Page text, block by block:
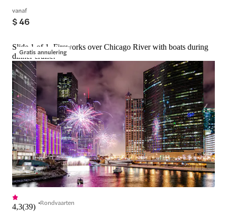
vanaf
$ 46
Gratis annulering
Slide 1 of 1, Fireworks over Chicago River with boats during
dinner cruise.
4,3(39) Rondvaarten